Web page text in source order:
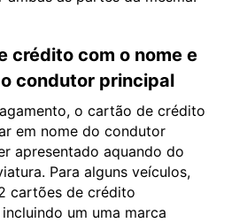
crédito com o nome e
condutor principal
o cartão de crédito
em nome do condutor
apresentado aquando do
Para alguns veículos,
cartões de crédito
um uma marca